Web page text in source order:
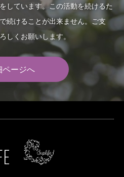
しています。この活動を続けるた
続けることが出来ません。ご支
しくお願いします。
ページへ